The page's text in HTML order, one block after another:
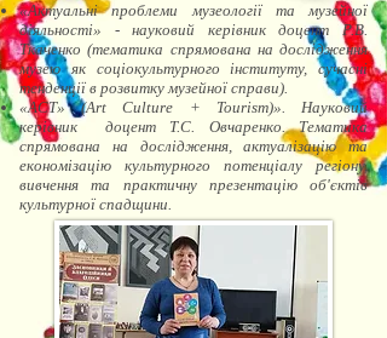
«Актуальні проблеми музеології та музейної
діяльності» - науковий керівник доцент Р.В.
Ткаченко (тематика спрямована на дослідження
музею як соціокультурного інституту, сучасні
тенденції в розвитку музейної справи).
«ACT» (Art Culture + Tourism)». Науковий
керівник доцент Т.С. Овчаренко. Тематика
спрямована на дослідження, актуалізацію та
економізацію культурного потенціалу регіону,
вивчення та практичну презентацію об'єктів
культурної спадщини.